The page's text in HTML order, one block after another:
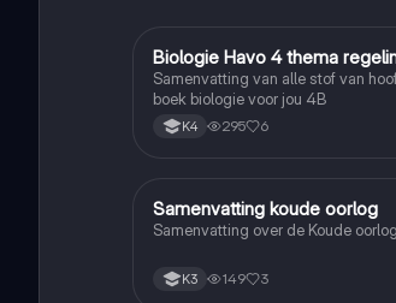
Biologie
Biologie Havo 4 thema
Samenvatting van alle stof van
boek biologie voor jou 4B
K4 295 6
Geschiedenis
Samenvatting koude oorlog
Samenvatting over de Koude oorlog
K3 149 3